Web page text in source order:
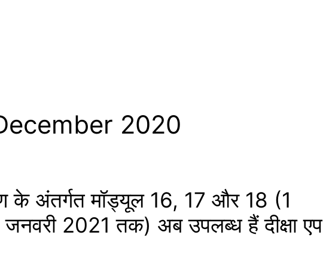
2020
के अंतर्गत मॉड्यूल 16, 17 और 18 (1
2021 तक) अब उपलब्ध हैं दीक्षा एप